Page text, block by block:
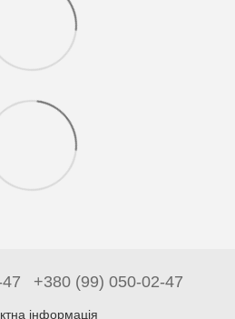
+380 (99) 050-02-47
інформація